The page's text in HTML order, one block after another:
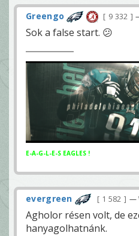
Greengo 9 332
Sok a false start. 😕
E-A-G-L-E-S EAGLES !
evergreen 1 582 —
Agholor résen volt, de
hanyagolhatnánk.